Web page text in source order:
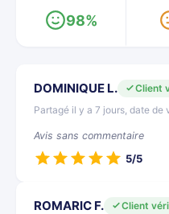
98%
DOMINIQUE L.
Client
Partagé il y a 7 jours, date de
Avis sans commentaire
5/5
ROMARIC F.
Client